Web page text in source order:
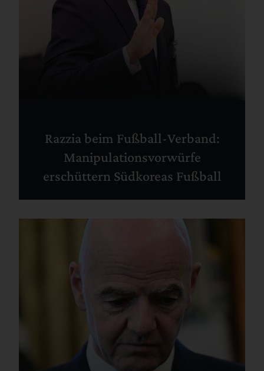
Razzia beim Fußball-Verband:
Manipulationsvorwürfe
erschüttern Südkoreas Fußball